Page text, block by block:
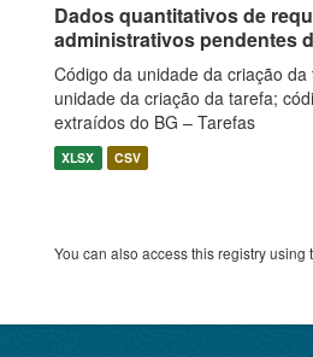
Dados quantitativos de
administrativos pendentes
Código da unidade da criação
unidade da criação da tarefa;
extraídos do BG – Tarefas
XLSX CSV
You can also access this registry using